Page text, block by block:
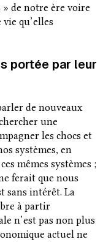
» de notre ère voire
qu’elles
portée par leur
de nouveaux
une
les chocs et
systèmes, en
mêmes systèmes ;
ferait que nous
sans intérêt. La
à partir
n’est pas non plus
actuel ne